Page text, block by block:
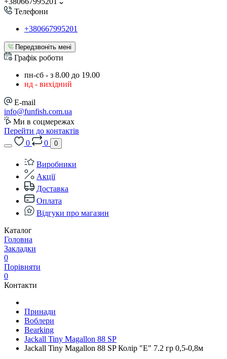
Телефони
+380667995201
Передзвоніть мені
Графік роботи
пн-сб - з 8.00 до 19.00
нд - вихідний
E-mail
info@funfish.com.ua
Ми в соцмережах
Перейти до контактів
0
0 0
Виробники
Акції
Доставка
Оплата
Відгуки про магазин
Каталог
Головна
Закладки
0
Порівняти
0
Контакти
Принади
Воблери
Bearking
Jackall Tiny Magallon 88 SP
Jackall Tiny Magallon 88 SP Колір "E" 7.2 гр 0,5-0,8м